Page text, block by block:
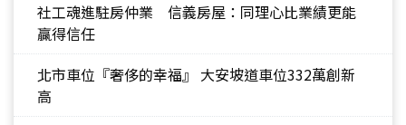
社工魂進駐房仲業 信義房屋：同理心比業績更能
贏得信任
北市車位『奢侈的幸福』 大安坡道車位332萬創新
高